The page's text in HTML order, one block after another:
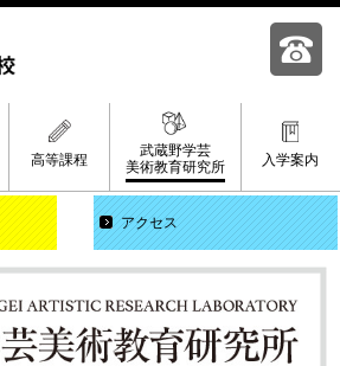
高等課程
武蔵野学芸
美術教育研究所
入学案内
アクセス